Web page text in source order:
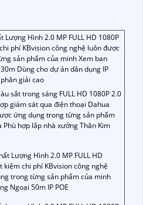
Lượng Hình 2.0 MP FULL HD 1080P
phí KBvision công nghệ luôn được
sản phẩm của minh Xem ban
Dùng cho dự án dân dụng IP
giải cao
sắt trong sáng FULL HD 1080P 2.0
giám sát qua điện thoại Dahua
ứng dụng trong từng sản phẩm
hợp lắp nhà xưởng Thân Kim
Lượng Hình 2.0 MP FULL HD
kiệm chi phí KBvision công nghệ
trong từng sản phẩm của minh
Ngoại 50m IP POE